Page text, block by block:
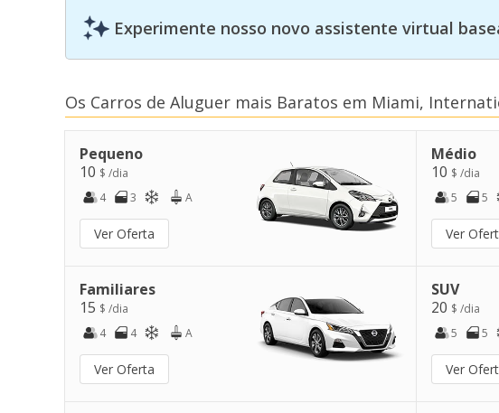
Experimente nosso novo assistente virtual
Os Carros de Aluguer mais Baratos em Miami,
Pequeno
10 $ /dia
4
3 A
Ver Oferta
Médio
10 $ /dia
5
5
Ver
Familiares
15 $ /dia
4
4 A
Ver Oferta
SUV
20 $ /dia
5
5
Ver